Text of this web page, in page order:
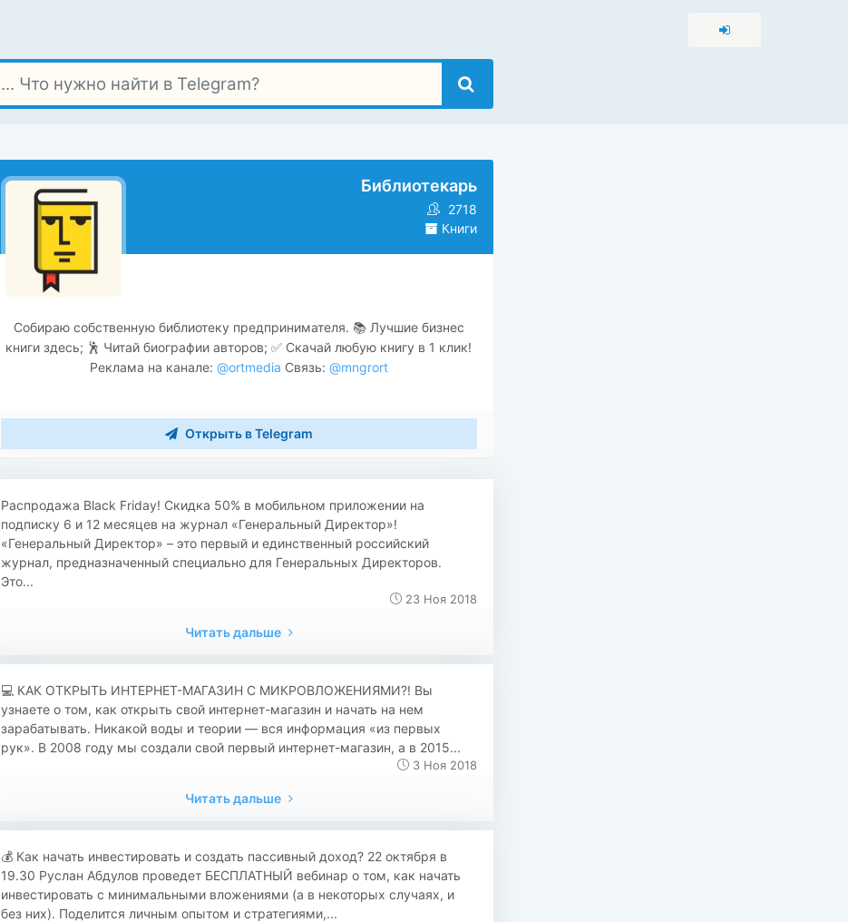
Библиотекарь
2718
Книги
Собираю собственную библиотеку предпринимателя. 📚 Лучшие бизнес
книги здесь; 🕺 Читай биографии авторов; ✅ Скачай любую книгу в 1 клик!
Реклама на канале: @ortmedia Связь: @mngrort
Открыть в Telegram
​​Распродажа Black Friday! Скидка 50% в мобильном приложении на
подписку 6 и 12 месяцев на журнал «Генеральный Директор»!
«Генеральный Директор» – это первый и единственный российский
журнал, предназначенный специально для Генеральных Директоров.
Это...
23 Ноя 2018
Читать дальше
​​💻 КАК ОТКРЫТЬ ИНТЕРНЕТ-МАГАЗИН С МИКРОВЛОЖЕНИЯМИ?! Вы
узнаете о том, как открыть свой интернет-магазин и начать на нем
зарабатывать. Никакой воды и теории — вся информация «из первых
рук». В 2008 году мы создали свой первый интернет-магазин, а в 2015...
3 Ноя 2018
Читать дальше
​​💰 Как начать инвестировать и создать пассивный доход? 22 октября в
19.30 Руслан Абдулов проведет БЕСПЛАТНЫЙ вебинар о том, как начать
инвестировать с минимальными вложениями (а в некоторых случаях, и
без них). Поделится личным опытом и стратегиями,...